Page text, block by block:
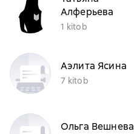
Алферьева
1 kitob
Аэлита Ясина
7 kitob
Ольга Вешнева